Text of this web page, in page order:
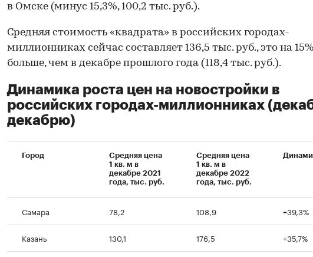
в Омске (минус 15,3%, 100,2 тыс. руб.).
Средняя стоимость «квадрата» в российских городах-
миллионниках сейчас составляет 136,5 тыс. руб., это на
больше, чем в декабре прошлого года (118,4 тыс. руб.).
Динамика роста цен на новостройки в
российских городах-миллионниках
декабрю)
Город
Средняя цена
1 кв. м в
декабре 2021
года, тыс. руб.
Средняя цена
1 кв. м в
декабре 2022
года, тыс. руб.
Самара 78,2 108,9 +39,3%
Казань 130,1 176,5 +35,7%